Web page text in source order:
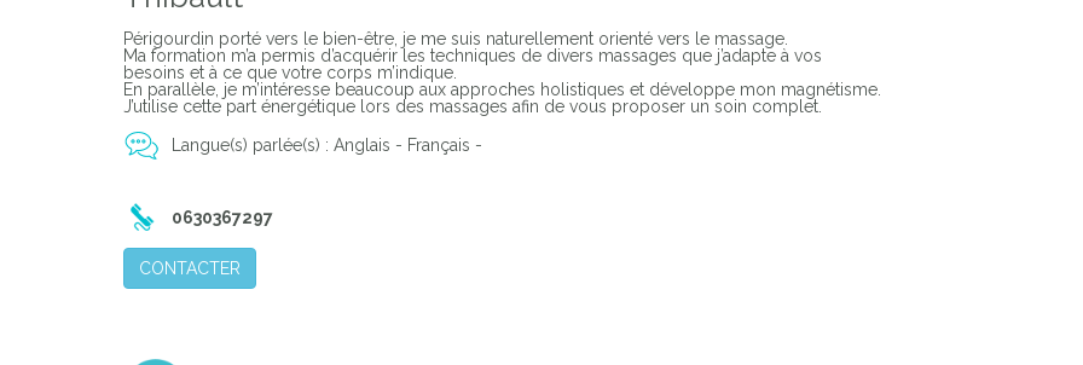
Previous
Périgourdin porté vers le bien-être, je me suis naturellement orienté vers le massage.
Ma formation m’a permis d’acquérir les techniques de divers massages que j’adapte à vos
besoins et à ce que votre corps m’indique.
En parallèle, je m’intéresse beaucoup aux approches holistiques et développe mon magnétisme.
J’utilise cette part énergétique lors des massages afin de vous proposer un soin complet.
Langue(s) parlée(s) : Anglais - Français -
0630367297
CONTACTER